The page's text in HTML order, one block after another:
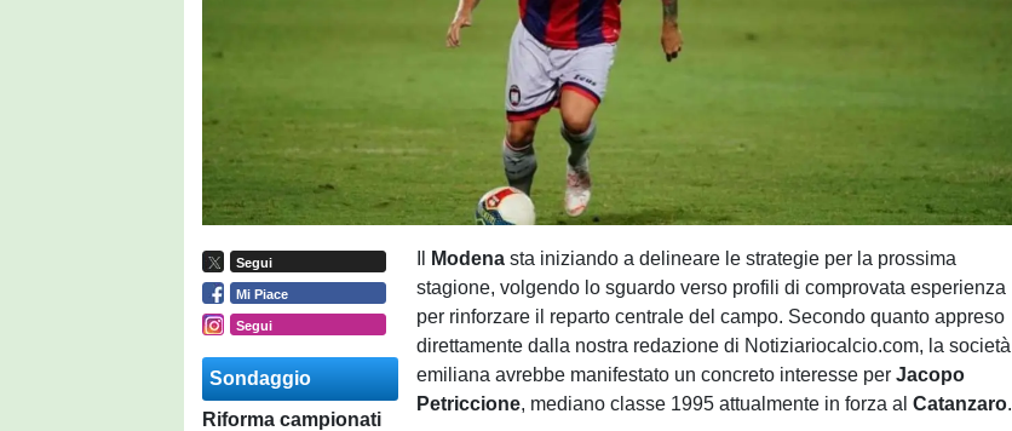
Segui
Mi Piace
Segui
Sondaggio
Riforma campionati
Modenasta iniziando a delineare le strategie per la prossima
stagione, volgendo lo sguardo verso profili di comprovata esperienza
per rinforzare il reparto centrale del campo. Secondo quanto appreso
direttamente dalla nostra redazione di Notiziariocalcio.com, la società
emiliana avrebbe manifestato un concreto interesse perJacopo
Petriccione, mediano classe 1995 attualmente in forza alCatanzaro.